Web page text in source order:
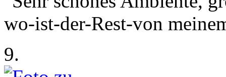
wo-ist-der-Rest-von
9.